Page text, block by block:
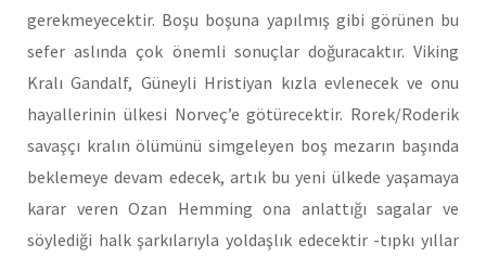
gerekmeyecektir. Boşu boşuna yapılmış gibi görünen bu
sefer aslında çok önemli sonuçlar doğuracaktır. Viking
Kralı Gandalf, Güneyli Hristiyan kızla evlenecek ve onu
hayallerinin ülkesi Norveç’e götürecektir. Rorek/Roderik
savaşçı kralın ölümünü simgeleyen boş mezarın başında
beklemeye devam edecek, artık bu yeni ülkede yaşamaya
karar veren Ozan Hemming ona anlattığı sagalar ve
söylediği halk şarkılarıyla yoldaşlık edecektir -tıpkı yıllar